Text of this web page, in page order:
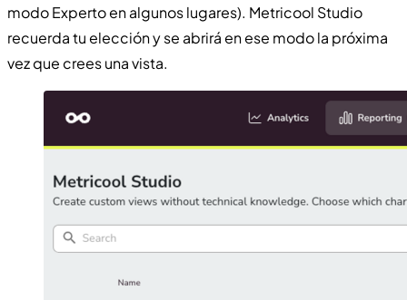
modo Experto en algunos lugares). Metricool Studio
recuerda tu elección y se abrirá en ese modo la próxima
vez que crees una vista.